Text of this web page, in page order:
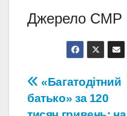
Джерело СМР
Навігація
записів
«Багатодітний
батько» за 120